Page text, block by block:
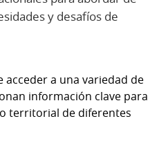
y desafíos de
acceder a una variedad de
información clave para
territorial de diferentes